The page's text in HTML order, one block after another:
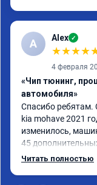
A Alex ✓
★★★★
4 февраля
«Чип тюнинг,
автомобиля»
Спасибо ребятам.
kia mohave 2021
изменилось,
45
чувствуется и
Читать полностью